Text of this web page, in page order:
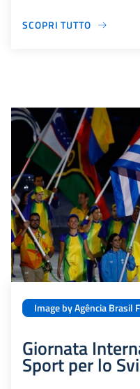
SCOPRI TUTTO
Image by Agência Brasil
Giornata
Sport per lo